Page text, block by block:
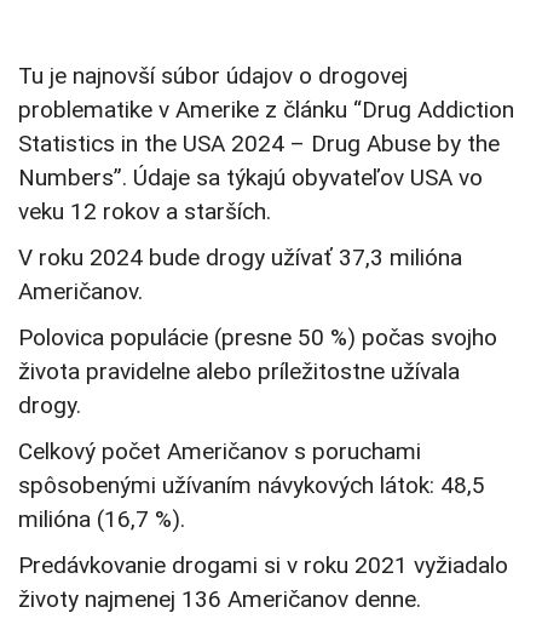
Tu je najnovší súbor údajov o drogovej
problematike v Amerike z článku “Drug Addiction
Statistics in the USA 2024 – Drug Abuse by the
Numbers”. Údaje sa týkajú obyvateľov USA vo
veku 12 rokov a starších.
V roku 2024 bude drogy užívať 37,3 milióna
Američanov.
Polovica populácie (presne 50 %) počas svojho
života pravidelne alebo príležitostne užívala
drogy.
Celkový počet Američanov s poruchami
spôsobenými užívaním návykových látok: 48,5
milióna (16,7 %).
Predávkovanie drogami si v roku 2021 vyžiadalo
životy najmenej 136 Američanov denne.